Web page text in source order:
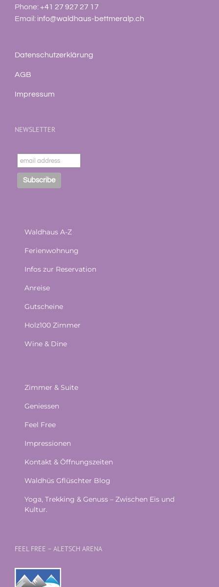
Phone:+41 27 927 27 17
Email: info@waldhaus-bettmeralp.ch
Datenschutzerklärung
AGB
Impressum
NEWSLETTER
Waldhaus A-Z
Ferienwohnung
Infos zur Reservation
Anreise
Gutscheine
Holz100 Zimmer
Wine & Dine
Zimmer & Suite
Geniessen
Feel Free
Impressionen
Kontakt & Öffnungszeiten
Waldhüs Gflüschter Blog
Yoga, Trekking & Genuss – Zwischen Eis und
Kultur.
FEEL FREE – ALETSCH ARENA